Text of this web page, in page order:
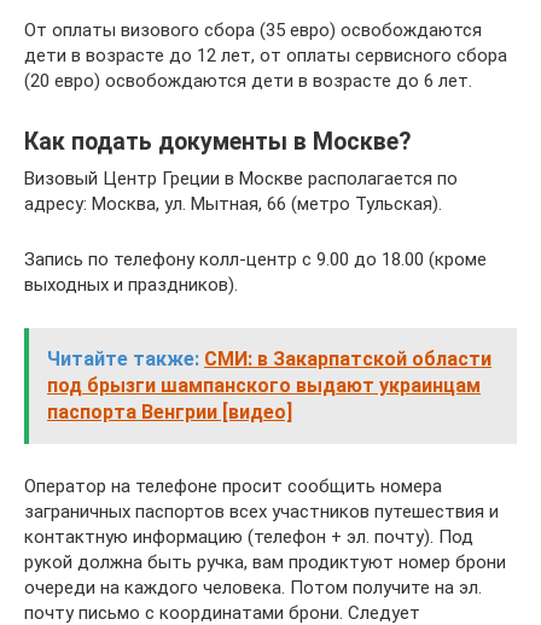
От оплаты визового сбора (35 евро) освобождаются
дети в возрасте до 12 лет, от оплаты сервисного сбора
(20 евро) освобождаются дети в возрасте до 6 лет.
Как подать документы в Москве?
Визовый Центр Греции в Москве располагается по
адресу: Москва, ул. Мытная, 66 (метро Тульская).
Запись по телефону колл-центр с 9.00 до 18.00 (кроме
выходных и праздников).
Читайте также: СМИ: в Закарпатской области
под брызги шампанского выдают украинцам
паспорта Венгрии [видео]
Оператор на телефоне просит сообщить номера
заграничных паспортов всех участников путешествия и
контактную информацию (телефон + эл. почту). Под
рукой должна быть ручка, вам продиктуют номер брони
очереди на каждого человека. Потом получите на эл.
почту письмо с координатами брони. Следует